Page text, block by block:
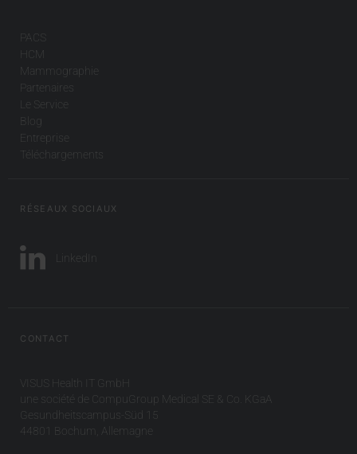
PACS
HCM
Mammographie
Partenaires
Le Service
Blog
Entreprise
Téléchargements
RÉSEAUX SOCIAUX
LinkedIn
CONTACT
VISUS Health IT GmbH
une société de CompuGroup Medical SE & Co. KGaA
Gesundheitscampus-Süd 15
44801 Bochum, Allemagne